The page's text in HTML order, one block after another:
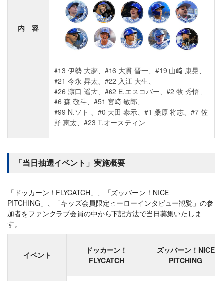
内 容
#13 伊勢 大夢、#16 大貫 晋一、#19 山﨑 康晃、
#21 今永 昇太、#22 入江 大生、
#26 濵口 遥大、#62 E.エスコバー、#2 牧 秀悟、
#6 森 敬斗、#51 宮﨑 敏郎、
#99 N.ソト 、#0 大田 泰示、#1 桑原 将志、#7 佐
野 恵太、#23 T.オースティン
「当日抽選イベント」実施概要
「ドッカーン！FLYCATCH」、「ズッバーン！NICE
PITCHING」、「キッズ会員限定ヒーローインタビュー観覧」の参
加者をファンクラブ会員の中から下記方法で当日募集いたしま
す。
イベント
ドッカーン！
FLYCATCH
ズッバーン！NICE
PITCHING